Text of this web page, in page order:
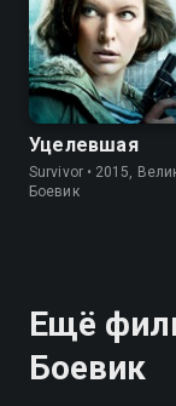
Уцелевшая
Survivor • 2015,
Боевик
Ещё
Боевик